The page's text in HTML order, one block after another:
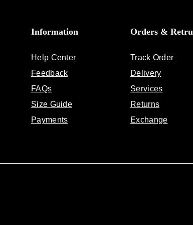
Information
Help Center
Feedback
FAQs
Size Guide
Payments
Orders &
Track Order
Delivery
Services
Returns
Exchange